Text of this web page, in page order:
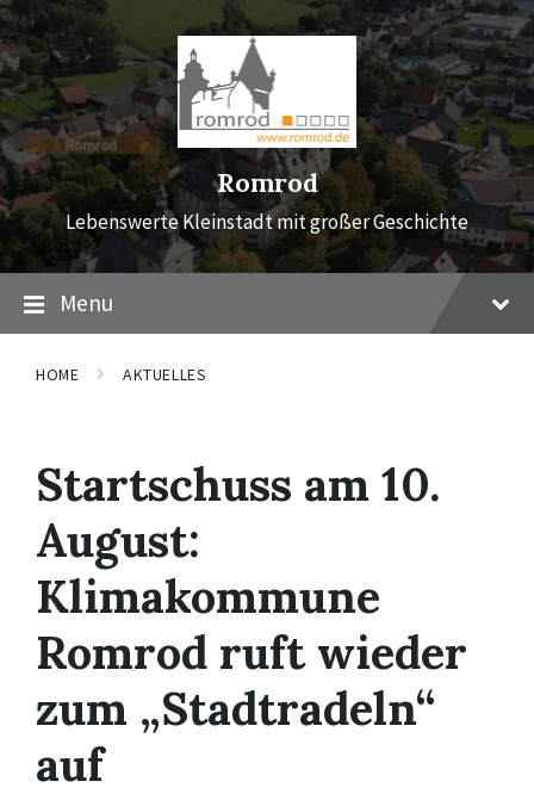
Skip
to
content
Skip
to
main
navigation
Skip
to
footer
Romrod
Lebenswerte Kleinstadt mit großer Geschichte
Menu
HOME AKTUELLES
Startschuss am 10.
August:
Klimakommune
Romrod ruft wieder
zum „Stadtradeln“
auf